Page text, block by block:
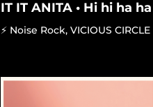
IT IT ANITA • Hi hi ha ha
⚡ Noise Rock, VICIOUS CIRCLE